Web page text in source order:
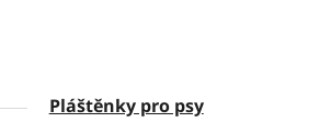
Pláštěnky pro psy